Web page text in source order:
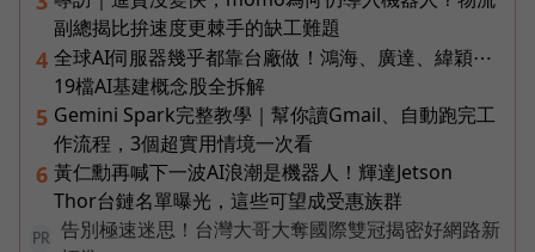
副總揭比拚速度更棘手的缺工難題
4 全球AI伺服器幾乎都靠台廠做！鴻海、廣達、緯穎⋯
19檔AI基建概念股全拆解
5 Gemini Spark完整教學｜幫你讀Gmail、自動跑完工
作流程，3個超實用情境一次看
6 黃仁勳再喊下一波AI浪潮是機器人！輝達Jetson
Thor台鏈名單曝光，這些可望成受惠族群
PR
告別極速迷思！台灣大哥大奪國際雙冠揭密好網路新